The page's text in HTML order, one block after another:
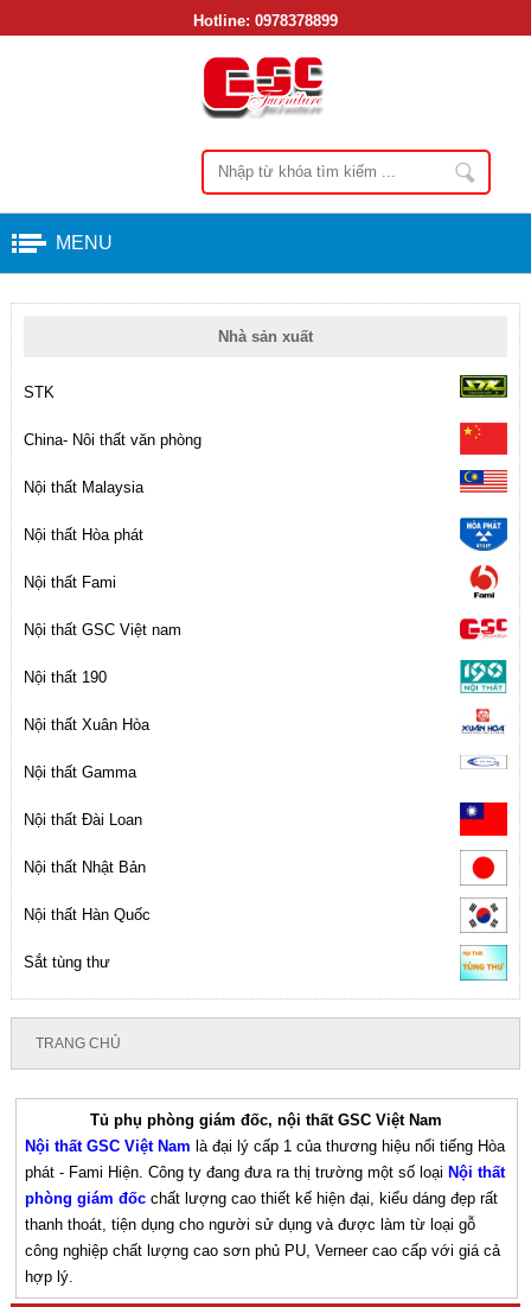
Hotline: 0978378899
MENU
Nhà sản xuất
STK
China- Nôi thất văn phòng
Nội thất Malaysia
Nội thất Hòa phát
Nội thất Fami
Nội thất GSC Việt nam
Nội thất 190
Nội thất Xuân Hòa
Nội thất Gamma
Nội thất Đài Loan
Nội thất Nhật Bản
Nội thất Hàn Quốc
Sắt tùng thư
TRANG CHỦ
Tủ phụ phòng giám đốc, nội thất GSC Việt Nam
Nội thất GSC Việt Nam là đại lý cấp 1 của thương hiệu nổi tiếng Hòa
phát - Fami Hiện. Công ty đang đưa ra thị trường một số loại Nội thất
phòng giám đốc chất lượng cao thiết kế hiện đại, kiểu dáng đẹp rất
thanh thoát, tiện dụng cho người sử dụng và được làm từ loại gỗ
công nghiệp chất lượng cao sơn phủ PU, Verneer cao cấp với giá cả
hợp lý.